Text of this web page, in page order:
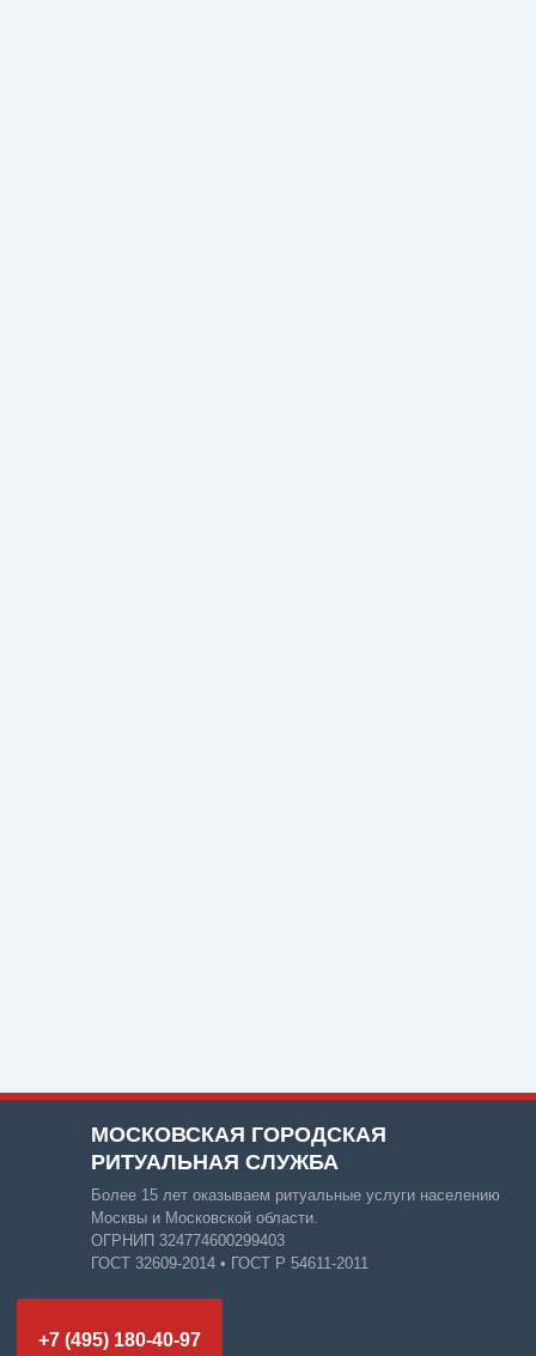
МОСКОВСКАЯ ГОРОДСКАЯ
РИТУАЛЬНАЯ СЛУЖБА
Более 15 лет оказываем ритуальные услуги населению
Москвы и Московской области.
ОГРНИП 324774600299403
ГОСТ 32609-2014 • ГОСТ Р 54611-2011
+7 (495) 180-40-97